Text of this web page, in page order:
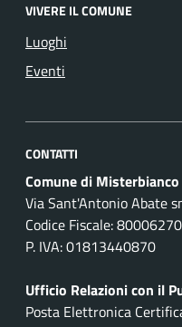
VIVERE IL COMUNE
Luoghi
Eventi
CONTATTI
Comune di Misterbianco
Via Sant'Antonio Abate
Codice Fiscale:
P. IVA: 01813440870
Ufficio Relazioni con il
Posta Elettronica